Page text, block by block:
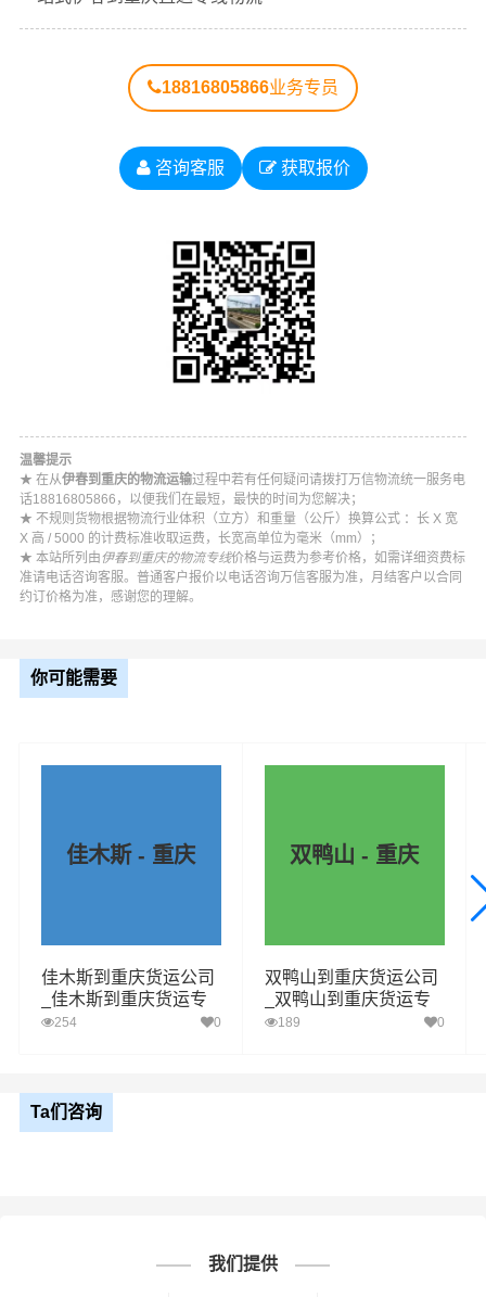
18816805866业务专员
咨询客服 获取报价
温馨提示
★ 在从伊春到重庆的物流运输过程中若有任何疑问请拨打万信物流统一服务电
话18816805866，以便我们在最短，最快的时间为您解决；
★ 不规则货物根据物流行业体积（立方）和重量（公斤）换算公式 ：长 X 宽
X 高 / 5000 的计费标准收取运费，长宽高单位为毫米（mm）；
★ 本站所列由 伊春到重庆的物流专线价格与运费为参考价格，如需详细资费标
准请电话咨询客服。普通客户报价以电话咨询万信客服为准，月结客户以合同
约订价格为准，感谢您的理解。
你可能需要
佳木斯 - 重庆
佳木斯到重庆货运公司
_佳木斯到重庆货运专
线254 0
双鸭山 - 重庆
双鸭山到重庆货运公司
_双鸭山到重庆货运专
线189 0
Ta们咨询
我们提供